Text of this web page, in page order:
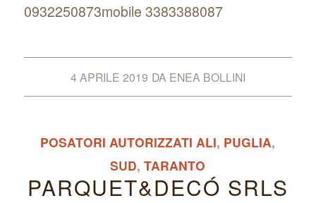
0932250873mobile 3383388087
4 APRILE 2019 DA ENEA BOLLINI
POSATORI AUTORIZZATI ALI, PUGLIA,
SUD,TARANTO
PARQUET&DECÓ SRLS